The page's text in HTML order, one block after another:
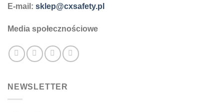
E-mail: sklep@cxsafety.pl
Media społecznościowe
NEWSLETTER